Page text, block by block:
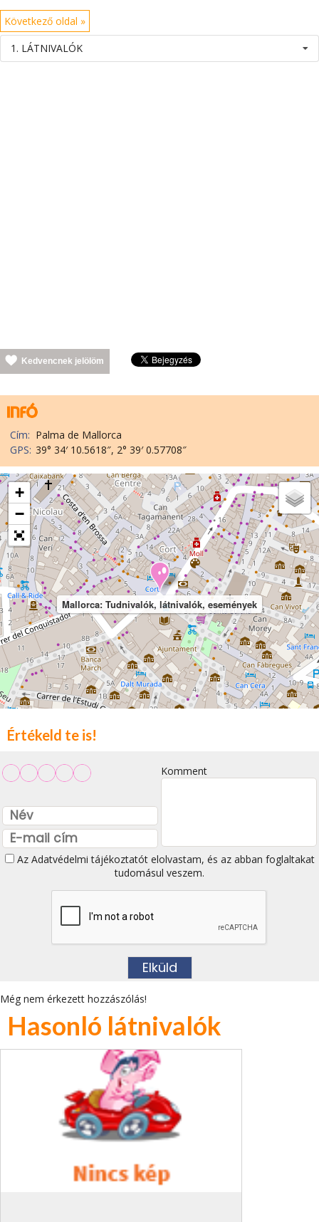
Következő oldal »
1. LÁTNIVALÓK
Kedvencnek jelölöm
Cím: Palma de Mallorca
GPS: 39° 34′ 10.5618″, 2° 39′ 0.57708″
Mallorca: Tudnivalók, látnivalók, események
+
−
Értékeld te is!
Komment
Az Adatvédelmi tájékoztatótelolvastam, és az abban foglaltakat
tudomásul veszem.
Még nem érkezett hozzászólás!
Hasonló látnivalók